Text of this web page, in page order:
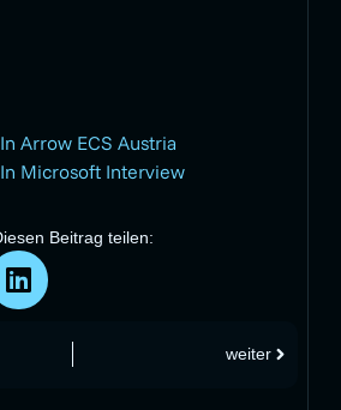
Arrow ECS Austria
Microsoft Interview
Beitrag teilen:
weiter